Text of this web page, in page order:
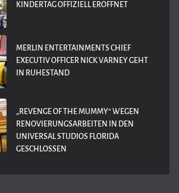
KINDERTAG OFFIZIELL ERÖFFNET
MERLIN ENTERTAINMENTS CHIEF
EXECUTIV OFFICER NICK VARNEY GEHT
IN RUHESTAND
„REVENGE OF THE MUMMY“ WEGEN
RENOVIERUNGSARBEITEN IN DEN
UNIVERSAL STUDIOS FLORIDA
GESCHLOSSEN